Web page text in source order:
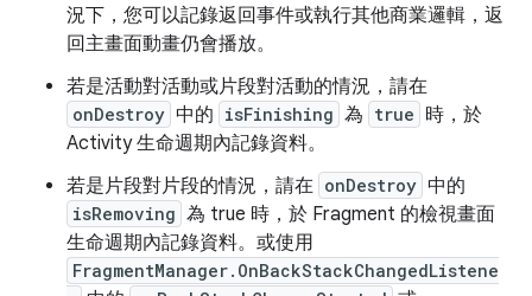
況下，您可以記錄返回事件或執行其他商業邏輯，返
回主畫面動畫仍會播放。
若是活動對活動或片段對活動的情況，請在
onDestroy 中的 isFinishing 為 true 時，於
Activity 生命週期內記錄資料。
若是片段對片段的情況，請在 onDestroy 中的
isRemoving 為 true 時，於 Fragment 的檢視畫面
生命週期內記錄資料。或使用
FragmentManager.OnBackStackChangedListene